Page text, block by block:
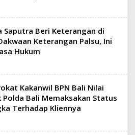
Saputra Beri Keterangan di
Keterangan Palsu, Ini
Hukum
Kakanwil BPN Bali Nilai
Polda Bali Memaksakan Status
Terhadap Kliennya